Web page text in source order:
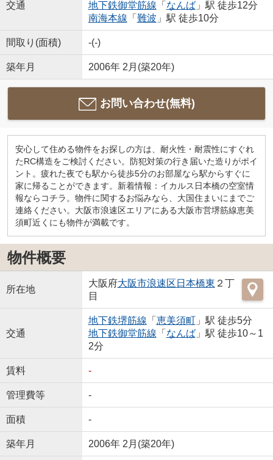
交通
地下鉄御堂筋線 「 なんば」駅 徒歩12分
南海本線 「 難波 」駅 徒歩10分
間取り(面積) -(-)
築年月 2006年 2月(築20年)
お問い合わせ(無料)
安心して住める物件をお探しの方は、耐火性・耐震性にすぐれ
たRC構造をご検討ください。防犯対策の行き届いた造りがポイ
ント。疲れた夜でも駅から徒歩5分のお部屋なら駅からすぐに
家に帰ることができます。新着情報：イカルス日本橋の空室情
報ならコチラ。物件に関するお悩みなら、大国住まいにまでご
連絡ください。大阪市浪速区エリアにある大阪市営堺筋線恵美
須町近くにも物件が満載です。
物件概要
所在地
大阪府大阪市浪速区 日本橋東 ２丁
目
交通
地下鉄堺筋線 「 恵美須町」駅 徒歩5分
地下鉄御堂筋線 「 なんば」駅 徒歩10～1
2分
賃料 -
管理費等 -
面積 -
築年月 2006年 2月(築20年)